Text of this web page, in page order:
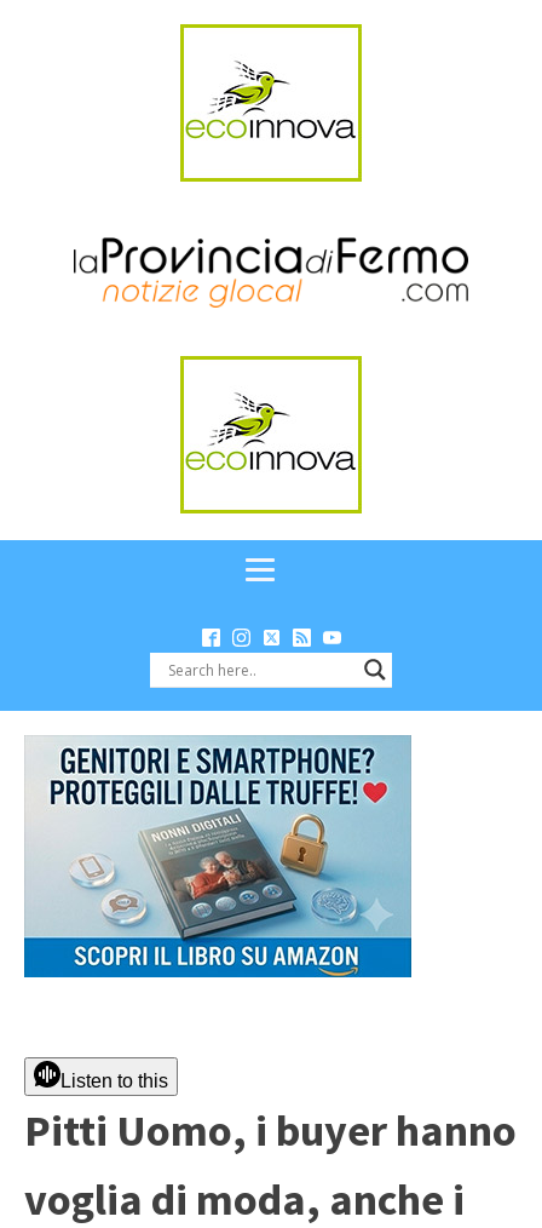
Listen to this
Pitti Uomo, i buyer hanno
voglia di moda, anche i